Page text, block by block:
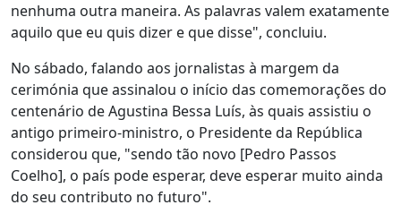
nenhuma outra maneira. As palavras valem exatamente
aquilo que eu quis dizer e que disse", concluiu.
No sábado, falando aos jornalistas à margem da
cerimónia que assinalou o início das comemorações do
centenário de Agustina Bessa Luís, às quais assistiu o
antigo primeiro-ministro, o Presidente da República
considerou que, "sendo tão novo [Pedro Passos
Coelho], o país pode esperar, deve esperar muito ainda
do seu contributo no futuro".